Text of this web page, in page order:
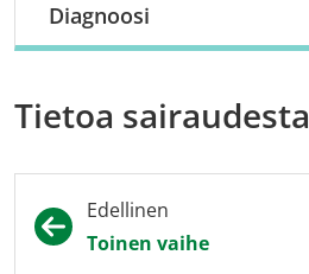
Diagnoosi
Tietoa sairaudesta
Edellinen
Toinen vaihe